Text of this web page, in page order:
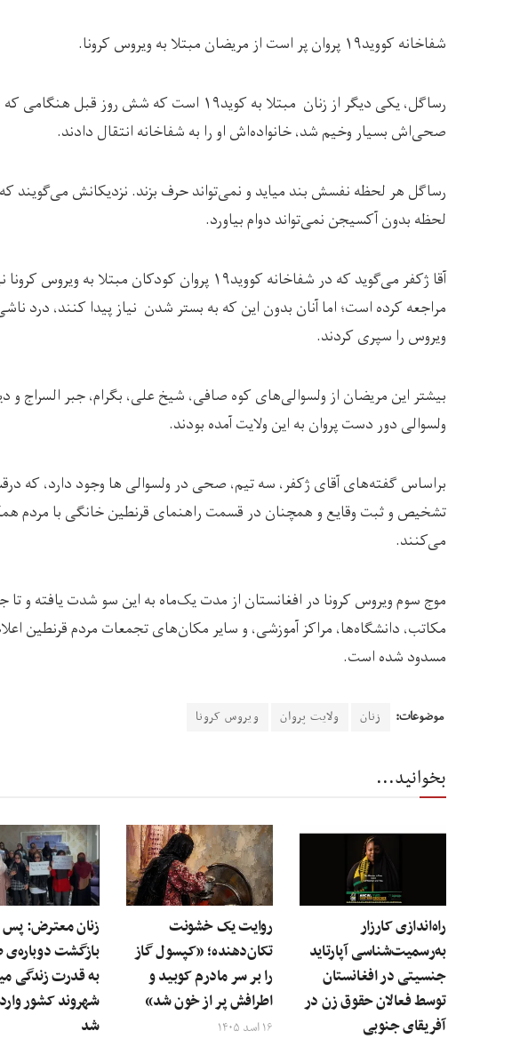
شفاخانه کووید۱۹ پروان پر است از مریضان مبتلا به ویروس کرونا.
رساگل، یکی دیگر از زنان مبتلا به کوید۱۹ است که شش روز قبل
صحی‌اش بسیار وخیم شد، خانواده‌اش او را به شفاخانه انتقال دادند.
رساگل هر لحظه نفسش بند میاید و نمی‌تواند حرف بزند. نزدیکانش می‌گویند
لحظه بدون آکسیجن نمی‌تواند دوام بیاورد.
آقا ژکفر می‌گوید که در شفاخانه کووید۱۹ پروان کودکان مبتلا به ویروس
مراجعه کرده است؛ اما آنان بدون این که به بستر شدن نیاز پیدا کنند، درد
ویروس را سپری کردند.
بیشتر این مریضان از ولسوالی‌های کوه صافی، شیخ علی، بگرام، جبر السراج و
ولسوالی دور دست پروان به این ولایت آمده بودند.
براساس گفته‌های آقای ژکفر، سه تیم، صحی در ولسوالی ها وجود دارد، که
تشخیص و ثبت وقایع و همچنان در قسمت راهنمای قرنطین خانگی با مردم
می‌کنند.
موج سوم ویروس کرونا در افغانستان از مدت یک‌ماه به این سو شدت یافته و تا
مکاتب، دانشگاه‌ها، مراکز آموزشی، و سایر مکان‌های تجمعات مردم قرنطین
مسدود شده است.
موضوعات: زنان ولایت پروان ویروس کرونا
بخوانید...
راه‌اندازی کارزار
به‌رسمیت‌شناسی آپارتاید
جنسیتی در افغانستان
توسط فعالان حقوق زن در
آفریقای جنوبی
روایت یک خشونت
تکان‌دهنده؛ «کپسول گاز
را بر سر مادرم کوبید و
اطرافش پر از خون شد»
۱۶ اسد ۱۴۰۵
زنان معترض: پس
بازگشت دوباره‌ی
به قدرت زندگی
شهروند کشور
شد